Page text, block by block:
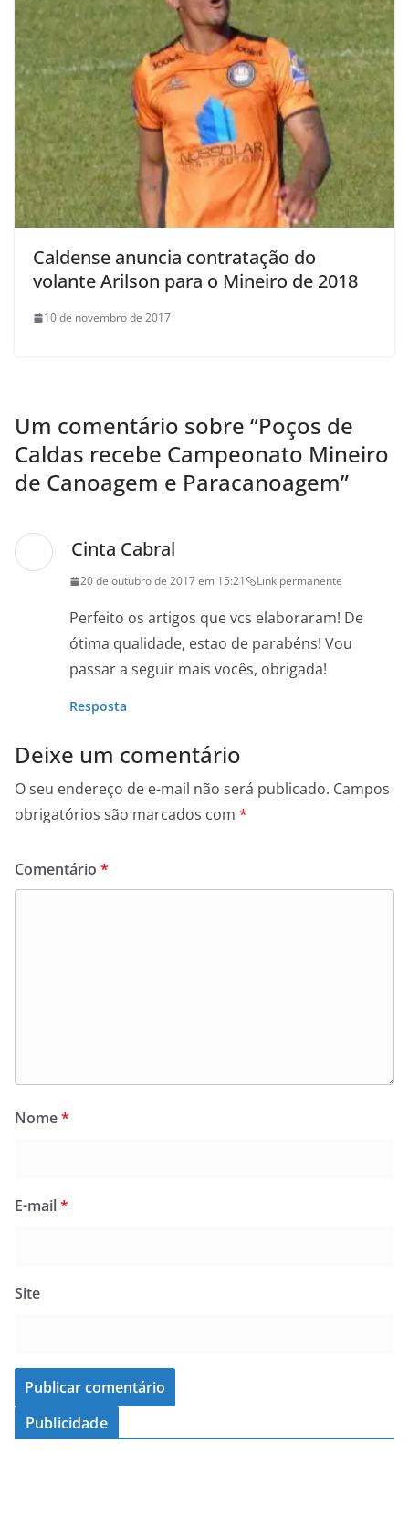
Caldense anuncia contratação do
volante Arilson para o Mineiro de 2018
10 de novembro de 2017
Um comentário sobre “Poços de
Caldas recebe Campeonato Mineiro
de Canoagem e Paracanoagem”
Cinta Cabral
20 de outubro de 2017 em 15:21 Link permanente
Perfeito os artigos que vcs elaboraram! De
ótima qualidade, estao de parabéns! Vou
passar a seguir mais vocês, obrigada!
Resposta
Deixe um comentário
O seu endereço de e-mail não será publicado. Campos
obrigatórios são marcados com *
Comentário *
Nome*
E-mail*
Site
Publicidade